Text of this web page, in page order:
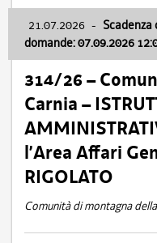
21.07.2026 -
domande: 07.09.2026
314/26 –
Carnia –
l’Area Affari
RIGOLATO
Comunità di montagna